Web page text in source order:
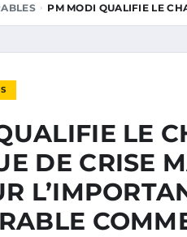
PM MODI QUALIFIE LE
LE
DE CRISE